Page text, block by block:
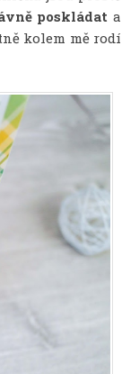
poskládata
kolem mě rodí